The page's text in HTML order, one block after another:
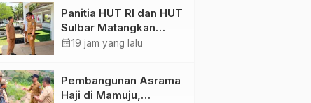
Nasional
Jakarta Sumbang 2.485,
Wali Kota Makassar
Barat
Panitia HUT RI dan HUT
Sulbar Matangkan
Persiapan, Berbagai
Sulbar
calendar_month19 jam yang lalu
Pembangunan Asrama
Haji di Mamuju,